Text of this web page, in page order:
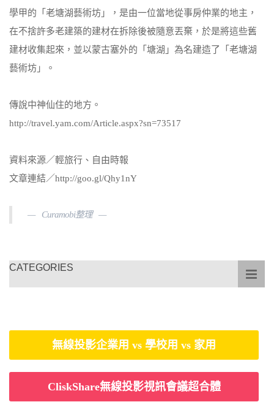
學甲的「老塘湖藝術坊」，是由一位當地從事房仲業的地主，
在不捨許多老建築的建材在拆除後被隨意丟棄，於是將這些舊
建材收集起來，並以蒙古塞外的「塘湖」為名建造了「老塘湖
藝術坊」。
傳說中神仙住的地方。
http://travel.yam.com/Article.aspx?sn=73517
資料來源／輕旅行、自由時報
文章連結／http://goo.gl/Qhy1nY
Curamobi整理
CATEGORIES
無線投影企業用 vs 學校用 vs 家用
CliskShare無線投影視訊會議超合體